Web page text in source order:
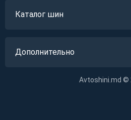
Каталог шин
Дополнительно
Avtoshini.md ©